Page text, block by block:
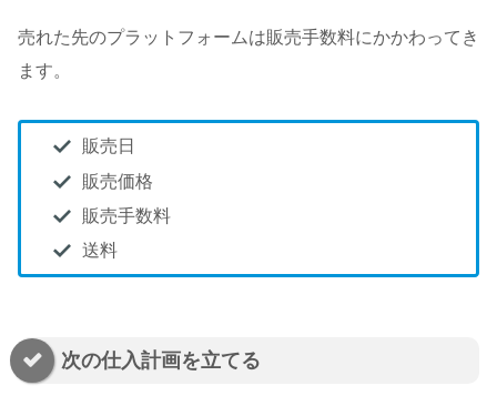
売れた先のプラットフォームは販売手数料にかかわってき
ます。
販売日
販売価格
販売手数料
送料
次の仕入計画を立てる